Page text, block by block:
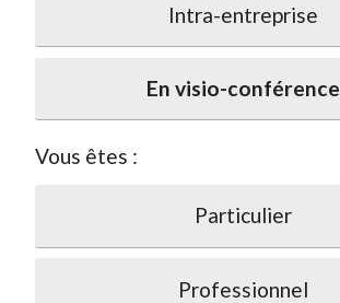
Intra-entreprise
En visio-conférence
Vous êtes :
Particulier
Professionnel